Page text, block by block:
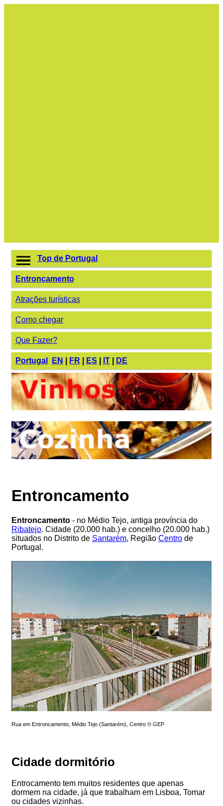
Top de Portugal
Entroncamento
Atrações turísticas
Como chegar
Que Fazer?
Portugal EN FR ES IT DE
Entroncamento
Entroncamento - no Médio Tejo, antiga província do
Ribatejo. Cidade (20.000 hab.) e concelho (20.000 hab.)
situados no Distrito de Santarém, Região Centro de
Portugal.
Rua em Entroncamento, Médio Tejo (Santarém), Centro © GEP
Cidade dormitório
Entrocamento tem muitos residentes que apenas
dormem na cidade, já que trabalham em Lisboa, Tomar
ou cidades vizinhas.